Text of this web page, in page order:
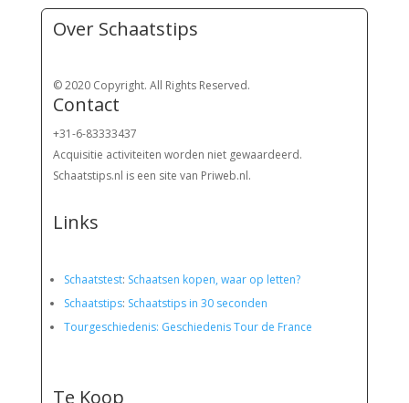
Over Schaatstips
© 2020 Copyright. All Rights Reserved.
Contact
+31-6-83333437
Acquisitie activiteiten worden niet gewaardeerd.
Schaatstips.nl is een site van Priweb.nl.
Links
Schaatstest: Schaatsen kopen, waar op letten?
Schaatstips: Schaatstips in 30 seconden
Tourgeschiedenis: Geschiedenis Tour de France
Te Koop